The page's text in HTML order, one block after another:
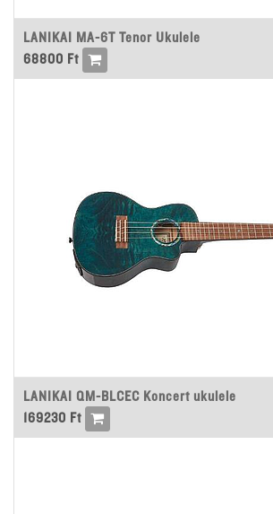
LANIKAI MA-6T Tenor Ukulele
68800 Ft
LANIKAI QM-BLCEC Koncert ukulele
169230 Ft